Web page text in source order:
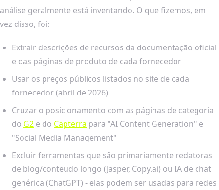
análise geralmente está inventando. O que fizemos, em
vez disso, foi:
Extrair descrições de recursos da documentação oficial
e das páginas de produto de cada fornecedor
Usar os preços públicos listados no site de cada
fornecedor (abril de 2026)
Cruzar o posicionamento com as páginas de categoria
do G2 e do Capterra para "AI Content Generation" e
"Social Media Management"
Excluir ferramentas que são primariamente redatoras
de blog/conteúdo longo (Jasper, Copy.ai) ou IA de chat
genérica (ChatGPT) - elas podem ser usadas para redes